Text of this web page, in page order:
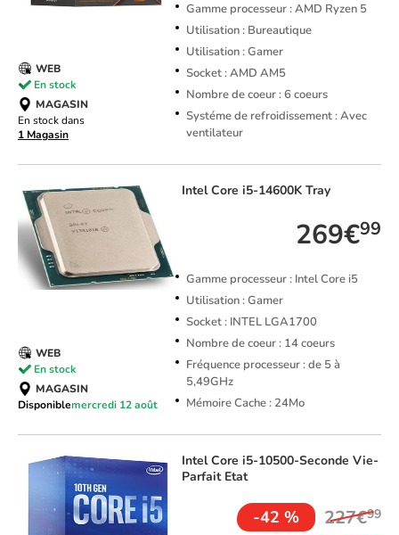
Gamme processeur : AMD Ryzen 5
Utilisation : Bureautique
Utilisation : Gamer
Socket : AMD AM5
Nombre de coeur : 6 coeurs
Systéme de refroidissement : Avec
ventilateur
WEB
En stock
MAGASIN
En stock dans
1 Magasin
IntelCore i5-14600K Tray
269€99
Gamme processeur : Intel Core i5
Utilisation : Gamer
Socket : INTEL LGA1700
Nombre de coeur : 14 coeurs
Fréquence processeur : de 5 à
5,49GHz
Mémoire Cache : 24Mo
WEB
En stock
MAGASIN
Disponiblemercredi 12 août
IntelCore i5-10500-Seconde Vie-
Parfait Etat
-42 % 227€99